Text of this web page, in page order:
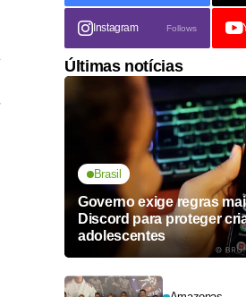
Instagram Follows
Últimas notícias
Brasil
Governo exige regras
Discord para proteger
adolescentes